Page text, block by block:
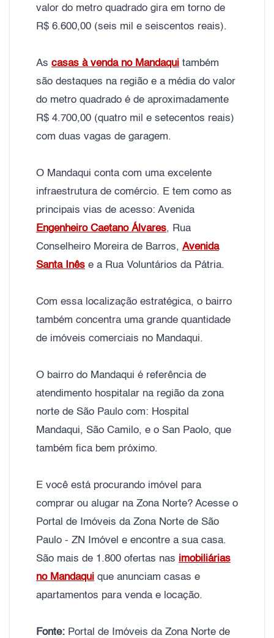
valor do metro quadrado gira em torno de
R$ 6.600,00 (seis mil e seiscentos reais).
As casas à venda no Mandaqui também
são destaques na região e a média do valor
do metro quadrado é de aproximadamente
R$ 4.700,00 (quatro mil e setecentos reais)
com duas vagas de garagem.
O Mandaqui conta com uma excelente
infraestrutura de comércio. E tem como as
principais vias de acesso: Avenida
Engenheiro Caetano Álvares, Rua
Conselheiro Moreira de Barros, Avenida
Santa Inês e a Rua Voluntários da Pátria.
Com essa localização estratégica, o bairro
também concentra uma grande quantidade
de imóveis comerciais no Mandaqui.
O bairro do Mandaqui é referência de
atendimento hospitalar na região da zona
norte de São Paulo com: Hospital
Mandaqui, São Camilo, e o San Paolo, que
também fica bem próximo.
E você está procurando imóvel para
comprar ou alugar na Zona Norte? Acesse o
Portal de Imóveis da Zona Norte de São
Paulo - ZN Imóvel e encontre a sua casa.
São mais de 1.800 ofertas nas imobiliárias
no Mandaqui que anunciam casas e
apartamentos para venda e locação.
Fonte: Portal de Imóveis da Zona Norte de